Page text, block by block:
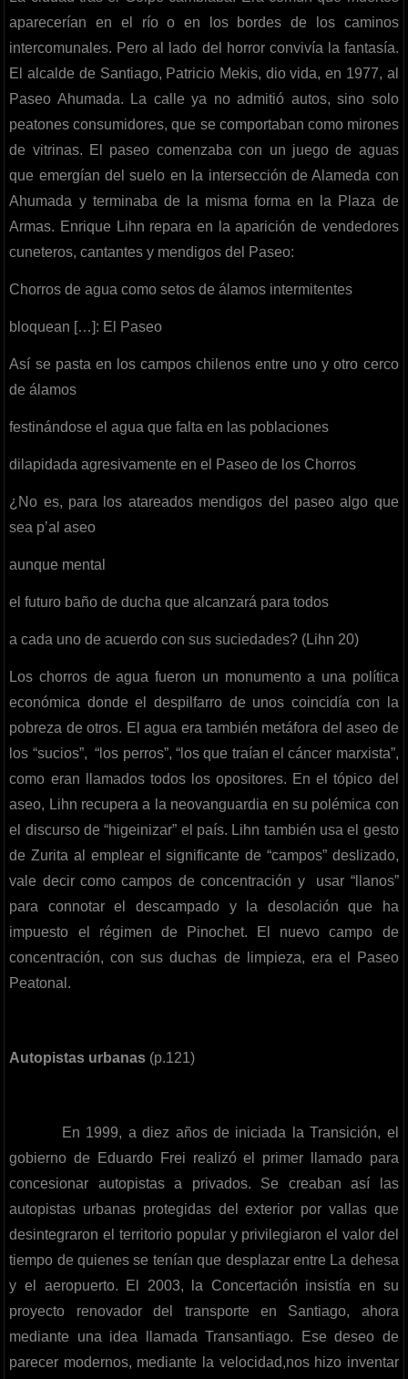
aparecerían en el río o en los bordes de los caminos
intercomunales. Pero al lado del horror convivía la fantasía.
El alcalde de Santiago, Patricio Mekis, dio vida, en 1977, al
Paseo Ahumada. La calle ya no admitió autos, sino solo
peatones consumidores, que se comportaban como mirones
de vitrinas. El paseo comenzaba con un juego de aguas
que emergían del suelo en la intersección de Alameda con
Ahumada y terminaba de la misma forma en la Plaza de
Armas. Enrique Lihn repara en la aparición de vendedores
cuneteros, cantantes y mendigos del Paseo:
Chorros de agua como setos de álamos intermitentes
bloquean […]: El Paseo
Así se pasta en los campos chilenos entre uno y otro cerco
de álamos
festinándose el agua que falta en las poblaciones
dilapidada agresivamente en el Paseo de los Chorros
¿No es, para los atareados mendigos del paseo algo que
sea p’al aseo
aunque mental
el futuro baño de ducha que alcanzará para todos
a cada uno de acuerdo con sus suciedades? (Lihn 20)
Los chorros de agua fueron un monumento a una política
económica donde el despilfarro de unos coincidía con la
pobreza de otros. El agua era también metáfora del aseo de
los “sucios”, “los perros”, “los que traían el cáncer marxista”,
como eran llamados todos los opositores. En el tópico del
aseo, Lihn recupera a la neovanguardia en su polémica con
el discurso de “higeinizar” el país. Lihn también usa el gesto
de Zurita al emplear el significante de “campos” deslizado,
vale decir como campos de concentración y usar “llanos”
para connotar el descampado y la desolación que ha
impuesto el régimen de Pinochet. El nuevo campo de
concentración, con sus duchas de limpieza, era el Paseo
Peatonal.
Autopistas urbanas (p.121)
En 1999, a diez años de iniciada la Transición, el
gobierno de Eduardo Frei realizó el primer llamado para
concesionar autopistas a privados. Se creaban así las
autopistas urbanas protegidas del exterior por vallas que
desintegraron el territorio popular y privilegiaron el valor del
tiempo de quienes se tenían que desplazar entre La dehesa
y el aeropuerto. El 2003, la Concertación insistía en su
proyecto renovador del transporte en Santiago, ahora
mediante una idea llamada Transantiago. Ese deseo de
parecer modernos, mediante la velocidad,nos hizo inventar